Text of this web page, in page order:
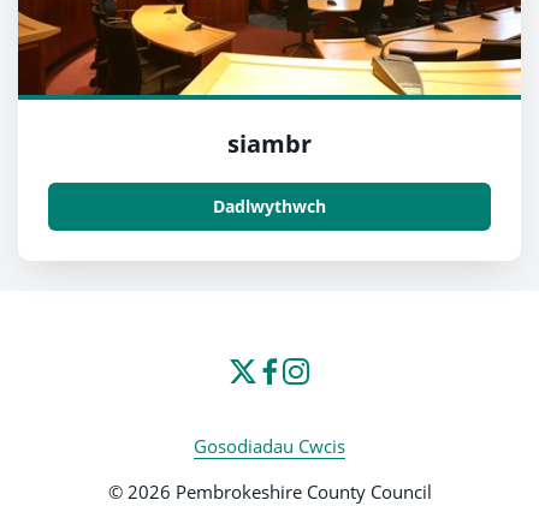
siambr
Dadlwythwch
Gosodiadau Cwcis
© 2026 Pembrokeshire County Council